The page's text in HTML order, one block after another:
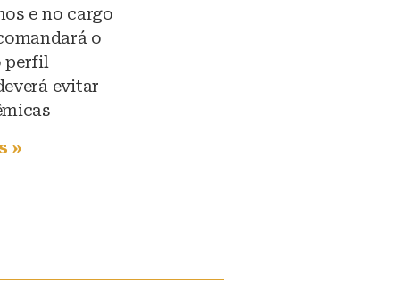
e no cargo
o
perfil
evitar
»